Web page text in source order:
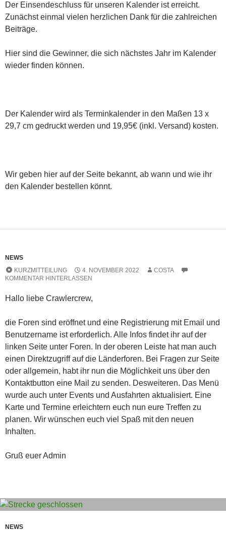
Der Einsendeschluss für unseren Kalender ist erreicht.
Zunächst einmal vielen herzlichen Dank für die zahlreichen
Beiträge.
Hier sind die Gewinner, die sich nächstes Jahr im Kalender
wieder finden können.
Der Kalender wird als Terminkalender in den Maßen 13 x
29,7 cm gedruckt werden und 19,95€ (inkl. Versand) kosten.
Wir geben hier auf der Seite bekannt, ab wann und wie ihr
den Kalender bestellen könnt.
NEWS
KURZMITTEILUNG
4. NOVEMBER 2022
COSTA
KOMMENTAR HINTERLASSEN
Hallo liebe Crawlercrew,
die Foren sind eröffnet und eine Registrierung mit Email und
Benutzername ist erforderlich. Alle Infos findet ihr auf der
linken Seite unter Foren. In der oberen Leiste hat man auch
einen Direktzugriff auf die Länderforen. Bei Fragen zur Seite
oder allgemein, habt ihr nun die Möglichkeit uns über den
Kontaktbutton eine Mail zu senden. Desweiteren. Das Menü
wurde auch unter Events und Ausfahrten aktualisiert. Eine
Karte und Termine erleichtern euch nun eure Treffen zu
planen. Wir wünschen euch viel Spaß mit den neuen
Inhalten.
Gruß euer Admin
NEWS